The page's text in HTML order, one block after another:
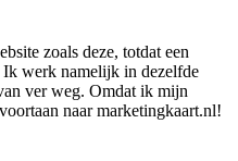
zoals deze, totdat een
werk namelijk in dezelfde
ver weg. Omdat ik mijn
naar marketingkaart.nl!